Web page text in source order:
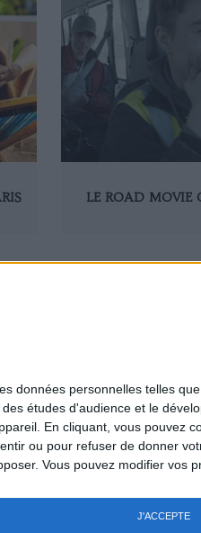
données personnelles telles
études d'audience et le
En cliquant, vous pouvez
ou pour refuser de donner
Vous pouvez modifier vos
J'ACCEPTE
LE ROAD MOVIE
Nous
Gestion